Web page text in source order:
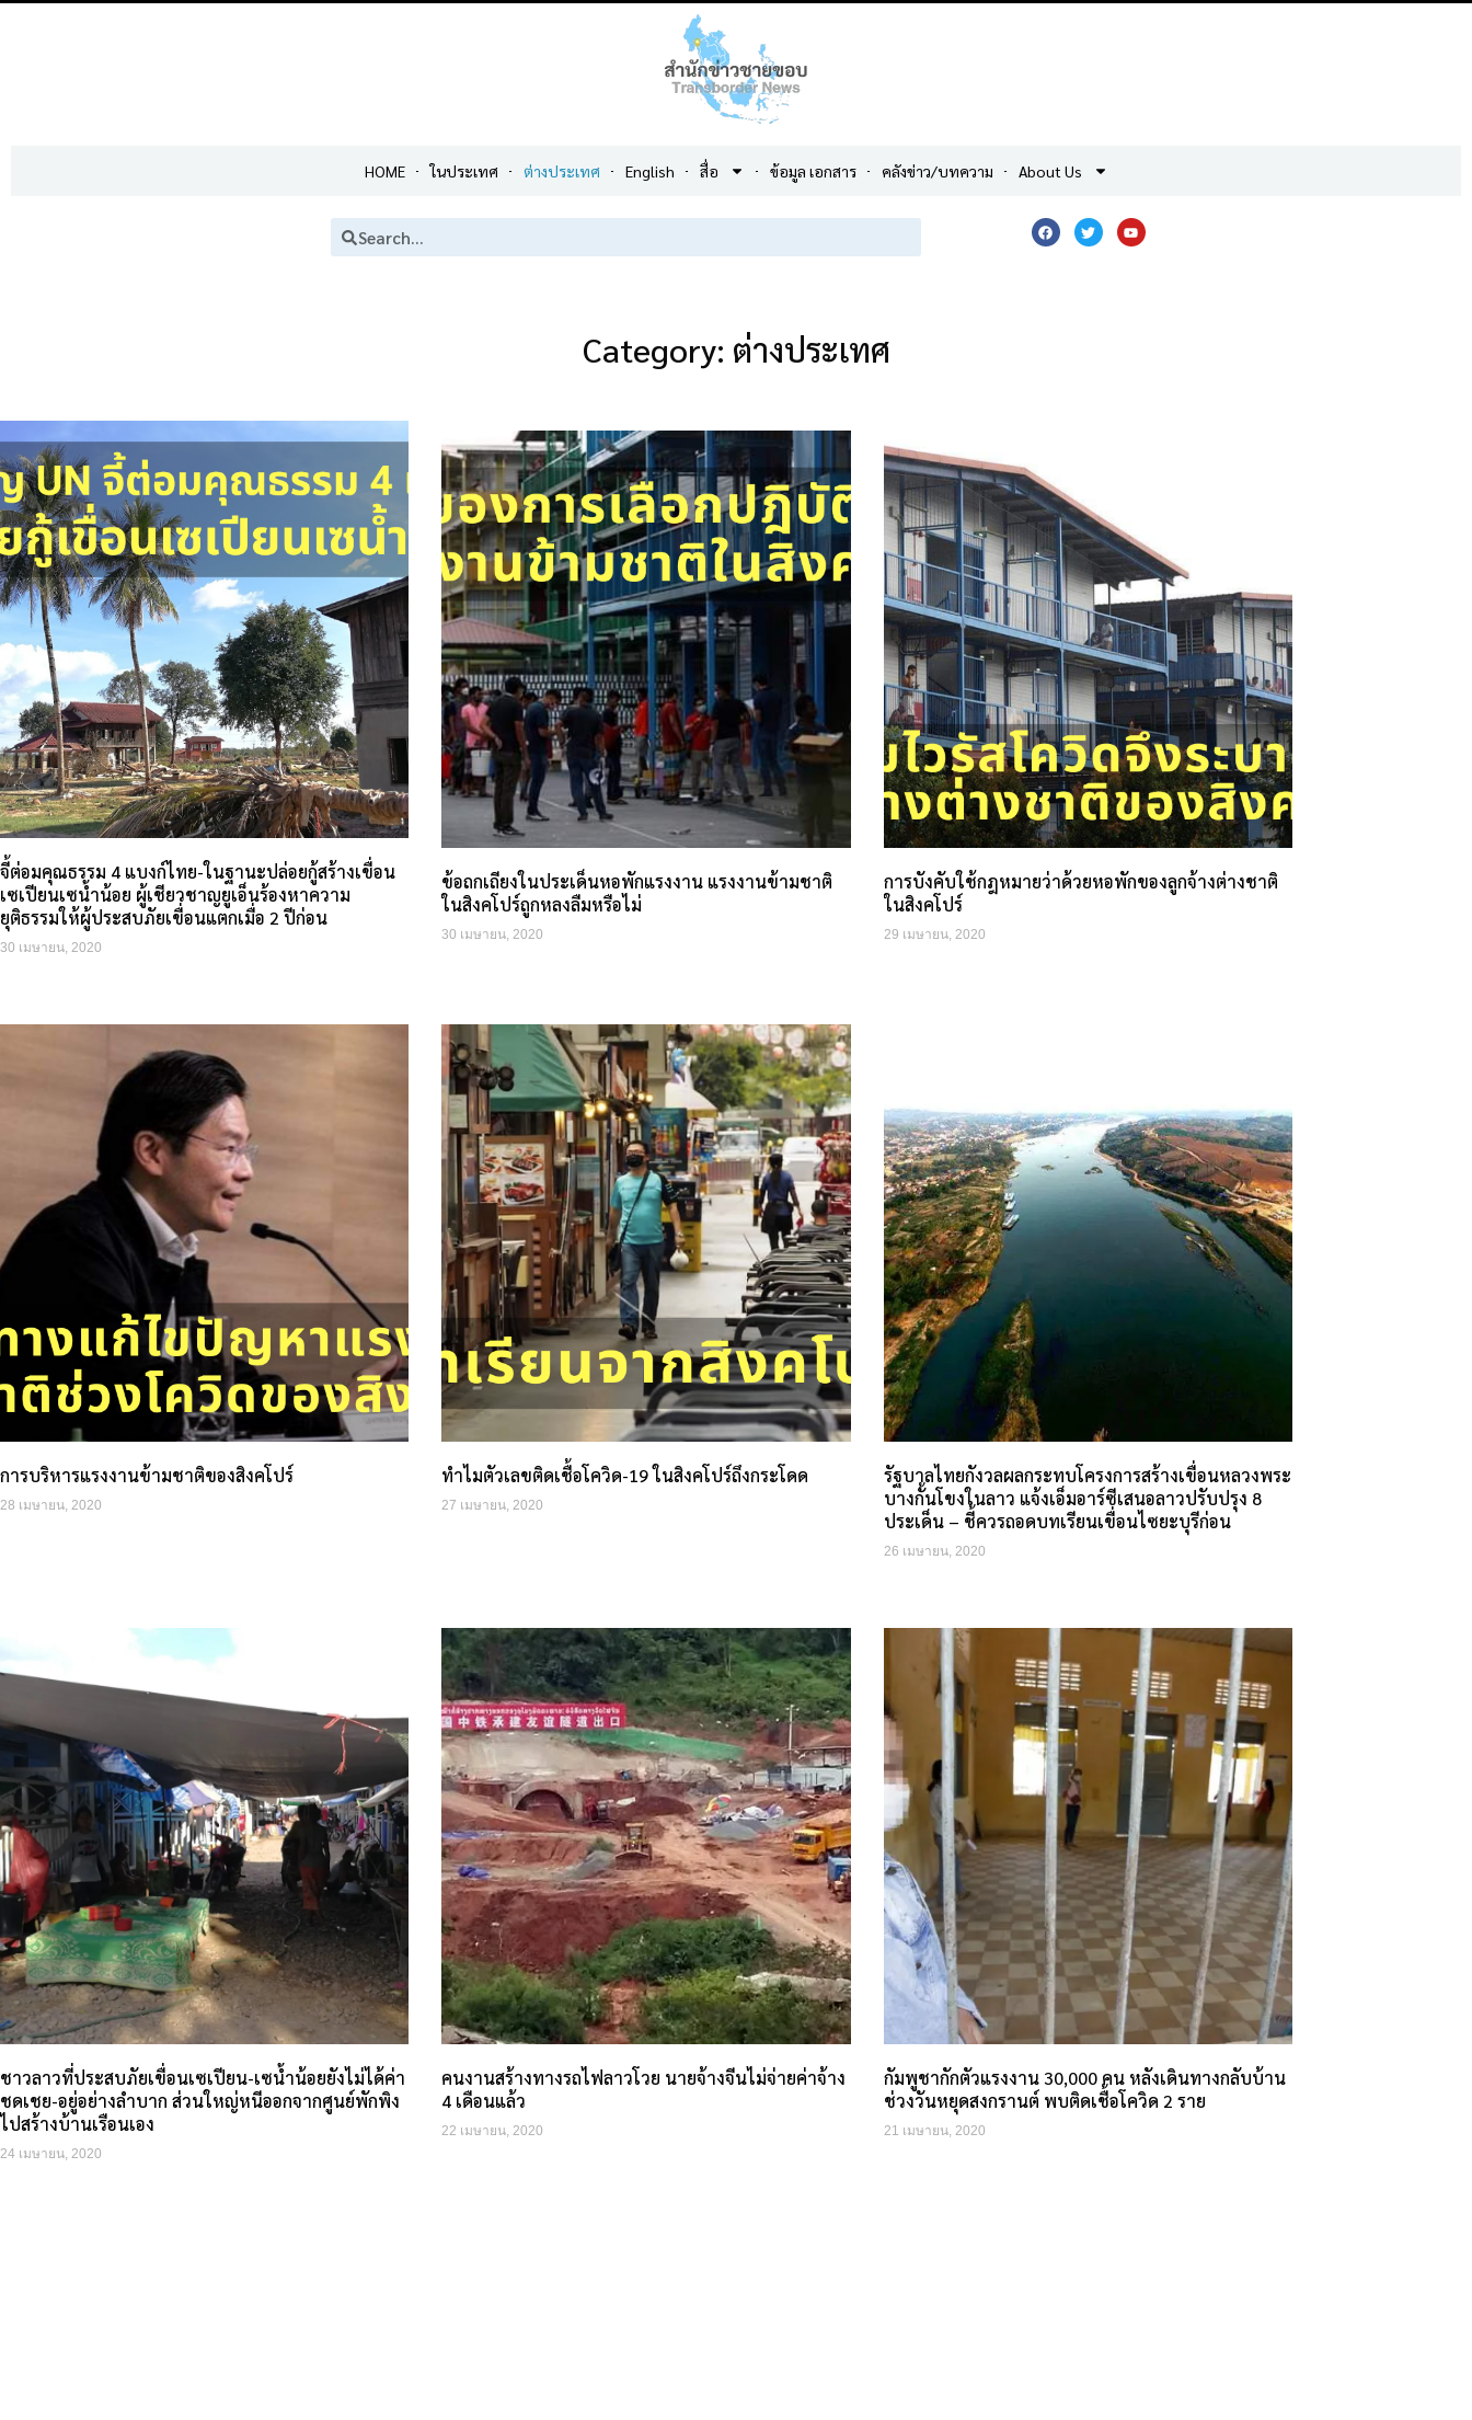
HOME ในประเทศ ต่างประเทศ English สื่อ ข้อมูล เอกสาร คลังข่าว/บทความ About Us
Category: ต่างประเทศ
จี้ต่อมคุณธรรม 4 แบงก์ไทย-ในฐานะปล่อยกู้สร้างเขื่อน
เซเปียนเซน้ำน้อย ผู้เชียวชาญยูเอ็นร้องหาความ
ยุติธรรมให้ผู้ประสบภัยเขื่อนแตกเมื่อ 2 ปีก่อน
30 เมษายน, 2020
ข้อถกเถียงในประเด็นหอพักแรงงาน แรงงานข้ามชาติ
ในสิงคโปร์ถูกหลงลืมหรือไม่
30 เมษายน, 2020
การบังคับใช้กฎหมายว่าด้วยหอพักของลูกจ้างต่างชาติ
ในสิงคโปร์
29 เมษายน, 2020
การบริหารแรงงานข้ามชาติของสิงคโปร์
28 เมษายน, 2020
ทำไมตัวเลขติดเชื้อโควิด-19 ในสิงคโปร์ถึงกระโดด
27 เมษายน, 2020
รัฐบาลไทยกังวลผลกระทบโครงการสร้างเขื่อนหลวงพระ
บางกั้นโขงในลาว แจ้งเอ็มอาร์ซีเสนอลาวปรับปรุง 8
ประเด็น – ชี้ควรถอดบทเรียนเขื่อนไซยะบุรีก่อน
26 เมษายน, 2020
ชาวลาวที่ประสบภัยเขื่อนเซเปียน-เซน้ำน้อยยังไม่ได้ค่า
ชดเชย-อยู่อย่างลำบาก ส่วนใหญ่หนีออกจากศูนย์พักพิง
ไปสร้างบ้านเรือนเอง
24 เมษายน, 2020
คนงานสร้างทางรถไฟลาวโวย นายจ้างจีนไม่จ่ายค่าจ้าง
4 เดือนแล้ว
22 เมษายน, 2020
กัมพูชากักตัวแรงงาน 30,000 คน หลังเดินทางกลับบ้าน
ช่วงวันหยุดสงกรานต์ พบติดเชื้อโควิด 2 ราย
21 เมษายน, 2020